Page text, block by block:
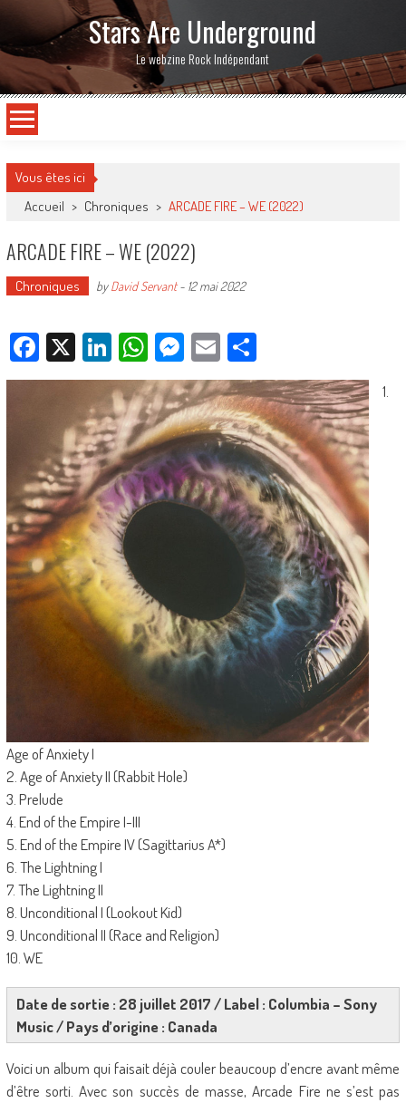
Stars Are Underground
Le webzine Rock Indépendant
Vous êtes ici
Accueil > Chroniques > ARCADE FIRE – WE (2022)
ARCADE FIRE – WE (2022)
Chroniques byDavid Servant- 12 mai 2022
Facebook
X LinkedIn
WhatsApp
Messenger
EmailPartager
1.
Age of Anxiety I
2. Age of Anxiety II (Rabbit Hole)
3. Prelude
4. End of the Empire I-III
5. End of the Empire IV (Sagittarius A*)
6. The Lightning I
7. The Lightning II
8. Unconditional I (Lookout Kid)
9. Unconditional II (Race and Religion)
10. WE
Date de sortie : 28 juillet 2017 / Label : Columbia – Sony
Music / Pays d’origine : Canada
Voici un album qui faisait déjà couler beaucoup d’encre avant même
d’être sorti. Avec son succès de masse, Arcade Fire ne s’est pas